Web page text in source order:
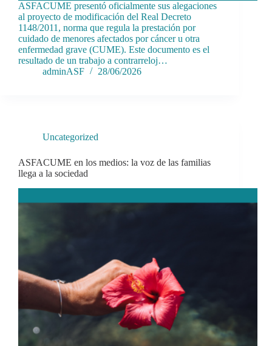
ASFACUME presentó oficialmente sus alegaciones
al proyecto de modificación del Real Decreto
1148/2011, norma que regula la prestación por
cuidado de menores afectados por cáncer u otra
enfermedad grave (CUME). Este documento es el
resultado de un trabajo a contrarreloj…
adminASF
28/06/2026
Uncategorized
ASFACUME en los medios: la voz de las familias
llega a la sociedad